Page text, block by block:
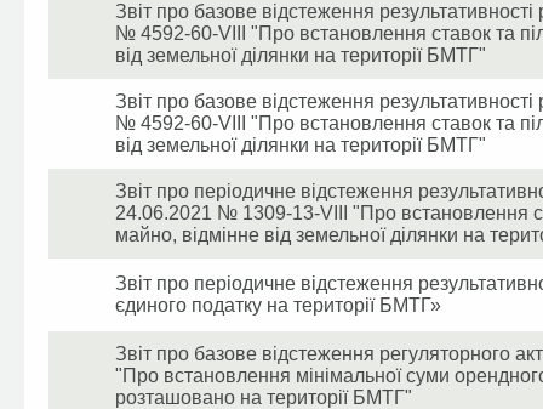
Звіт про базове відстеження
№ 4592-60-VIII "Про встановлення ставок та
від земельної ділянки на території БМТГ"
Звіт про базове відстеження
№ 4592-60-VIII "Про встановлення ставок та
від земельної ділянки на території БМТГ"
Звіт про періодичне відстеження
24.06.2021 № 1309-13-VIII "Про встановлення
майно, відмінне від земельної ділянки на
Звіт про періодичне відстеження
єдиного податку на території БМТГ»
Звіт про базове відстеження регуляторного
"Про встановлення мінімальної суми
розташовано на території БМТГ"